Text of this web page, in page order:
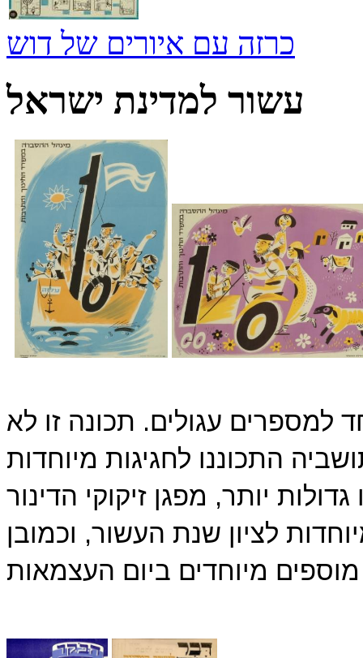
כרזה עם איורים של דוש
עשור למדינת ישראל
למספרים עגולים. תכונה זו לא
התכוננו לחגיגות מיוחדות
יותר, מפגן זיקוקי הדינור
לציון שנת העשור, וכמובן